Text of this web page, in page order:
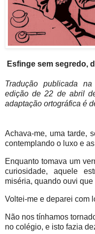
Esfinge sem segredo,
Tradução publicada
edição de 22 de abril
adaptação ortográfica é
Achava-me, uma tarde,
contemplando o luxo e
Enquanto tomava um
curiosidade, aquele
miséria, quando ouvi
Voltei-me e deparei com
Não nos tínhamos
no colégio, e isto fazia